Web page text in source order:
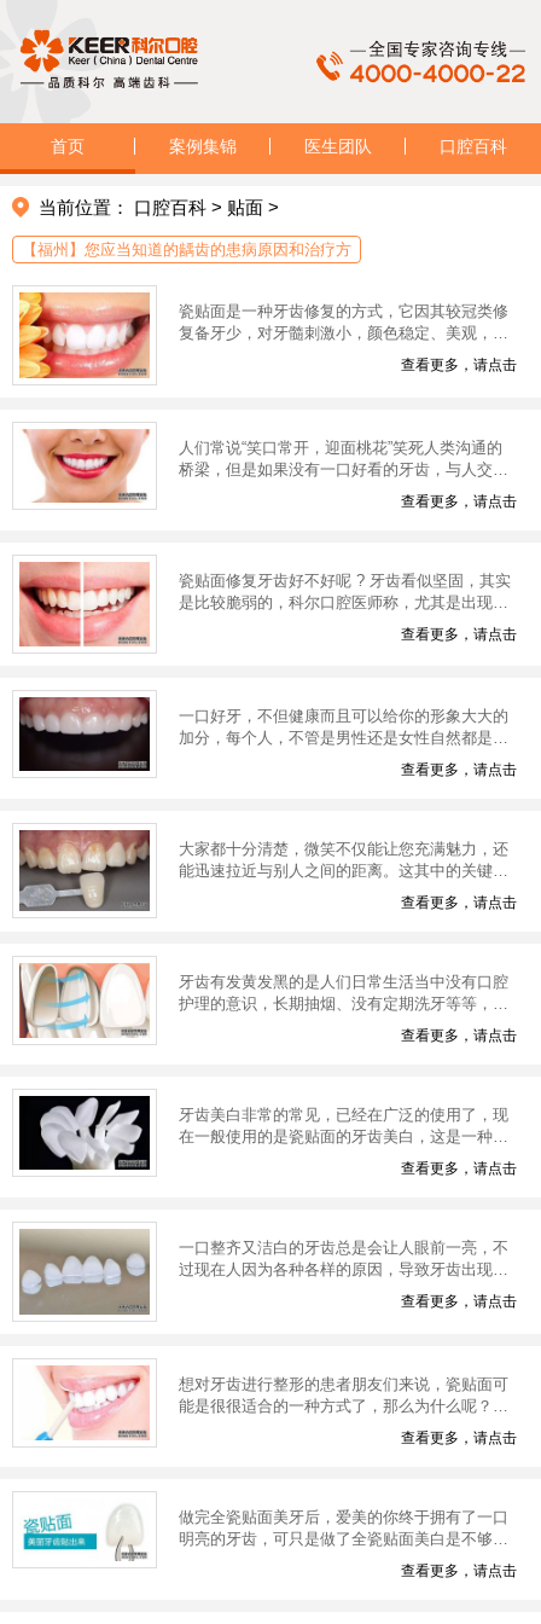
首页 案例集锦 医生团队 口腔百科
当前位置： 口腔百科 > 贴面 >
【福州】您应当知道的龋齿的患病原因和治疗方
瓷贴面是一种牙齿修复的方式，它因其较冠类修
复备牙少，对牙髓刺激小，颜色稳定、美观，具
有良好的生物相容性、耐磨损，不易着色及附着
查看更多，请点击
人们常说“笑口常开，迎面桃花”笑死人类沟通的
桥梁，但是如果没有一口好看的牙齿，与人交流
的时候难免会很尴尬，现在只要来福州科尔口腔
医院做全瓷贴面手术，让你轻轻松松拥
查看更多，请点击
瓷贴面修复牙齿好不好呢 ? 牙齿看似坚固，其实
是比较脆弱的，科尔口腔医师称，尤其是出现问
题的时候，给我们的生活带来了不小的影响。很
多的时候牙齿出现了问题，需要我们用瓷
查看更多，请点击
一口好牙，不但健康而且可以给你的形象大大的
加分，每个人，不管是男性还是女性自然都是希
望自己好看的，可是当中出现牙齿问题的人是越
来越多了，让人欣慰的是随着现在科技的
查看更多，请点击
大家都十分清楚，微笑不仅能让您充满魅力，还
能迅速拉近与别人之间的距离。这其中的关键因
素就在于你是否拥有一口洁白的牙齿，不过在现
实生活中不少人就是被各种的牙齿问题所
查看更多，请点击
牙齿有发黄发黑的是人们日常生活当中没有口腔
护理的意识，长期抽烟、没有定期洗牙等等，这
些还有可能对身体健康造成一定的威胁。听说现
在都流行用瓷贴面美白牙齿，很多人都想
查看更多，请点击
牙齿美白非常的常见，已经在广泛的使用了，现
在一般使用的是瓷贴面的牙齿美白，这是一种覆
盖部分牙面的瓷修复体，现在去医疗机构，医生
都会推荐做瓷贴面进行牙齿的美容。那么
查看更多，请点击
一口整齐又洁白的牙齿总是会让人眼前一亮，不
过现在人因为各种各样的原因，导致牙齿出现了
很多的问题，会去通过瓷贴面来解决，不过瓷贴
面也不是一劳永逸的，手术完之后也需要
查看更多，请点击
想对牙齿进行整形的患者朋友们来说，瓷贴面可
能是很很适合的一种方式了，那么为什么呢？瓷
贴面究竟具有什么样的优势会被广大的医师所推
荐呢？下面福州科尔口腔就来说说瓷贴面
查看更多，请点击
做完全瓷贴面美牙后，爱美的你终于拥有了一口
明亮的牙齿，可只是做了全瓷贴面美白是不够
的，还要注意之后的护理工作，那么在这后该如
何护理呢?下面就请到了福州的科尔口腔医生
查看更多，请点击